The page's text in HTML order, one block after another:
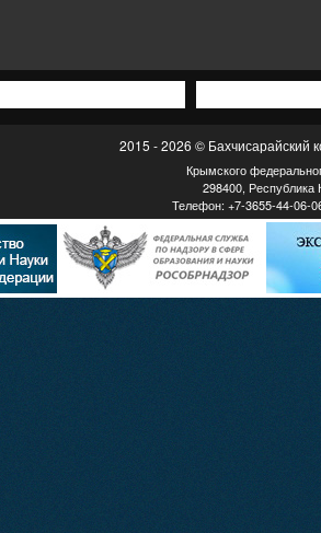
2015 - 2026 © Бахчисарайский
Крымского
298400, Республика
Телефон: +7-3655-44-06-